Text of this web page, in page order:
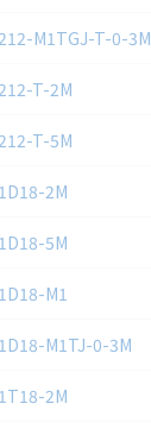
M1TGJ-T-0-3M
T-2M
T-5M
2M
5M
M1
M1TJ-0-3M
2M